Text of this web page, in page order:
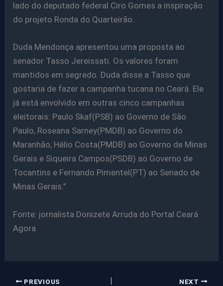
lado do deputado federal Ciro Gomes a inspiração
do projeto Ronda do Quarteirão.
Duda Mendonça apresentou uma proposta ao
senador Tasso Jereissati. Os valores foram
mantidos em segredo. Duda disse a Tasso que
gostaria de fazer a campanha tucana no Ceará. Ele
já está envolvido em outras cinco campanhas
eleitorais: Paulo Skaf(PSB) ao Governo de São
Paulo, Roseana Sarney(PMDB) ao Governo do
Maranhão, Hélio Costa(PMDB) ao Governo de Minas
Gerais e Siqueira Campos(PSDB) ao Governo de
Tocantins e Fernando Pimentel(PT) ao Senado de
Minas Gerais.”
Fonte: jornalista Donizete Arruda do Portal Ceará
Agora
PREVIOUS NEXT